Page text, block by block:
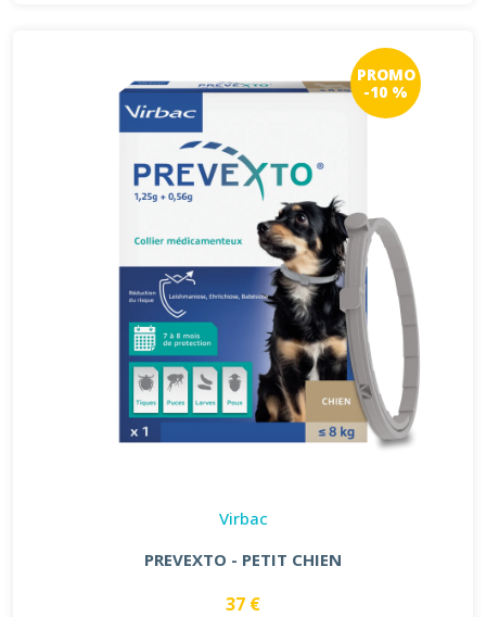
PROMO
-10 %
Virbac
PREVEXTO - PETIT CHIEN
37 €